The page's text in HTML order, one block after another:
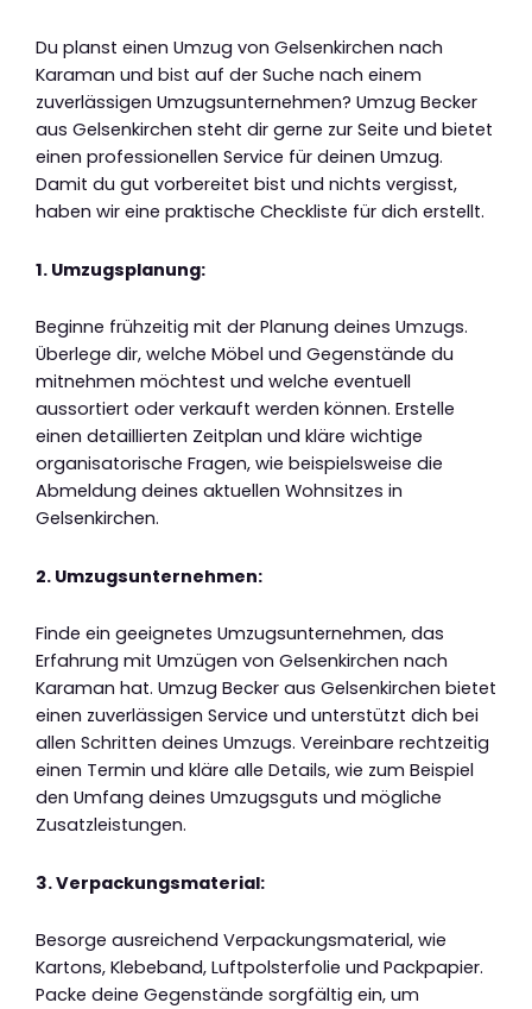
Du planst einen Umzug von Gelsenkirchen nach
Karaman und bist auf der Suche nach einem
zuverlässigen Umzugsunternehmen? Umzug Becker
aus Gelsenkirchen steht dir gerne zur Seite und bietet
einen professionellen Service für deinen Umzug.
Damit du gut vorbereitet bist und nichts vergisst,
haben wir eine praktische Checkliste für dich erstellt.
1. Umzugsplanung:
Beginne frühzeitig mit der Planung deines Umzugs.
Überlege dir, welche Möbel und Gegenstände du
mitnehmen möchtest und welche eventuell
aussortiert oder verkauft werden können. Erstelle
einen detaillierten Zeitplan und kläre wichtige
organisatorische Fragen, wie beispielsweise die
Abmeldung deines aktuellen Wohnsitzes in
Gelsenkirchen.
2. Umzugsunternehmen:
Finde ein geeignetes Umzugsunternehmen, das
Erfahrung mit Umzügen von Gelsenkirchen nach
Karaman hat. Umzug Becker aus Gelsenkirchen bietet
einen zuverlässigen Service und unterstützt dich bei
allen Schritten deines Umzugs. Vereinbare rechtzeitig
einen Termin und kläre alle Details, wie zum Beispiel
den Umfang deines Umzugsguts und mögliche
Zusatzleistungen.
3. Verpackungsmaterial:
Besorge ausreichend Verpackungsmaterial, wie
Kartons, Klebeband, Luftpolsterfolie und Packpapier.
Packe deine Gegenstände sorgfältig ein, um